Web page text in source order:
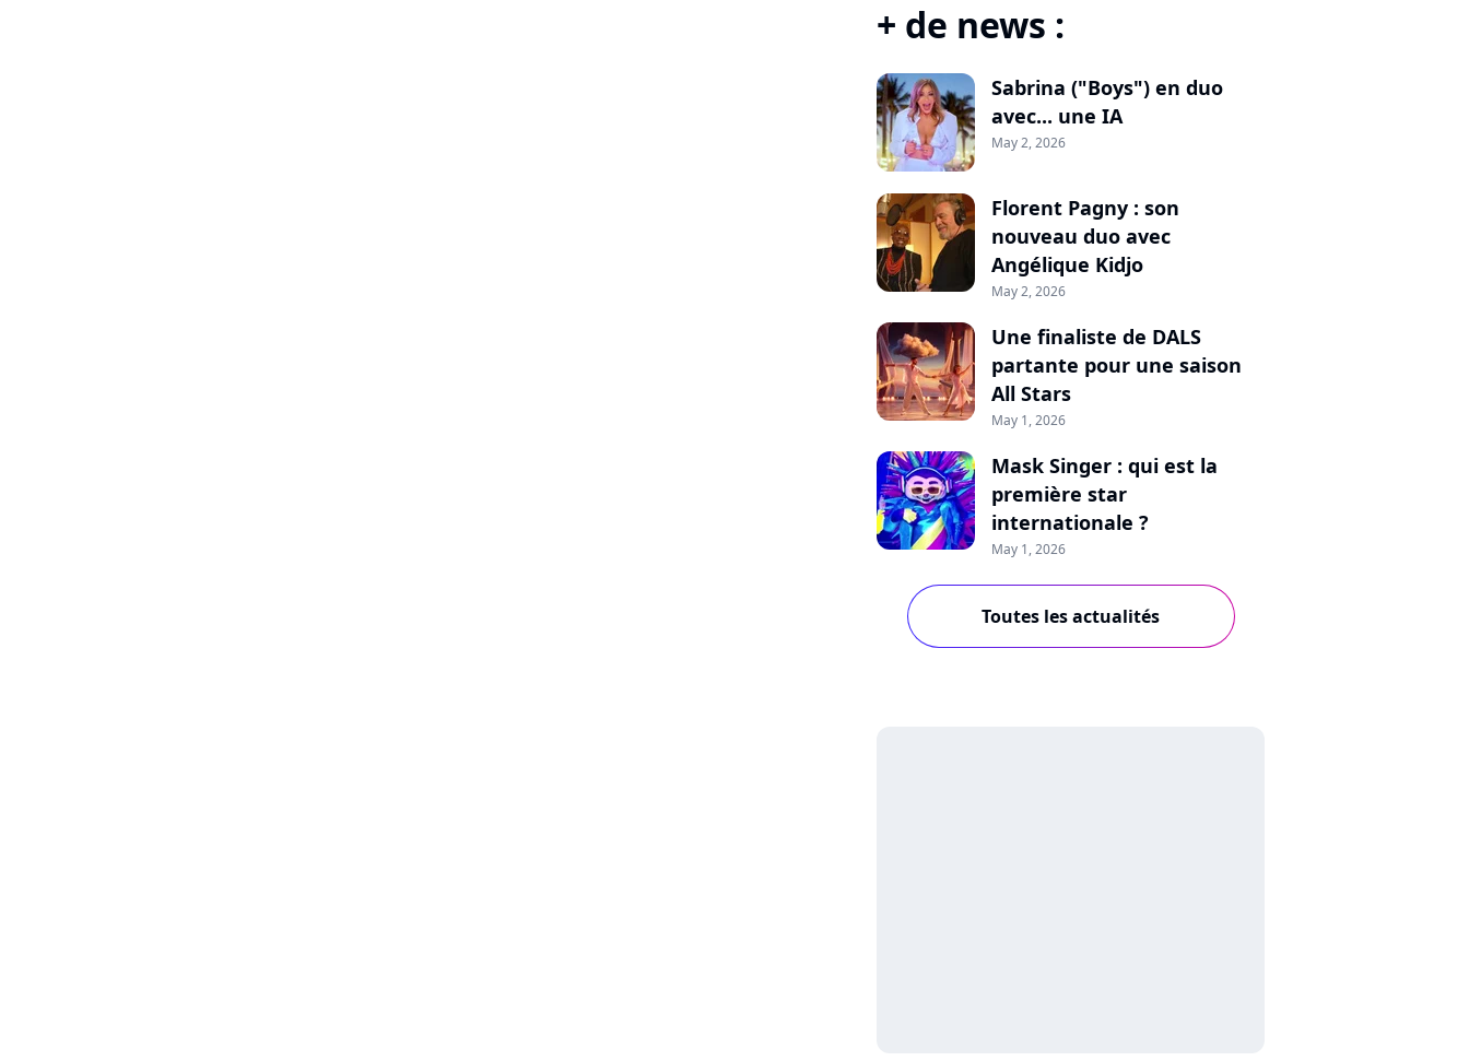
+ de news :
Sabrina ("Boys") en duo
avec... une IA
May 2, 2026
Florent Pagny : son
nouveau duo avec
Angélique Kidjo
May 2, 2026
Une finaliste de DALS
partante pour une saison
All Stars
May 1, 2026
Mask Singer : qui est la
première star
internationale ?
May 1, 2026
Toutes les actualités